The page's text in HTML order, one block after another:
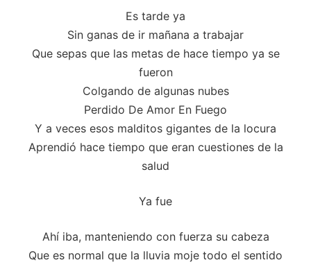
Es tarde ya
Sin ganas de ir mañana a trabajar
Que sepas que las metas de hace tiempo ya se
fueron
Colgando de algunas nubes
Perdido De Amor En Fuego
Y a veces esos malditos gigantes de la locura
Aprendió hace tiempo que eran cuestiones de la
salud
Ya fue
Ahí iba, manteniendo con fuerza su cabeza
Que es normal que la lluvia moje todo el sentido